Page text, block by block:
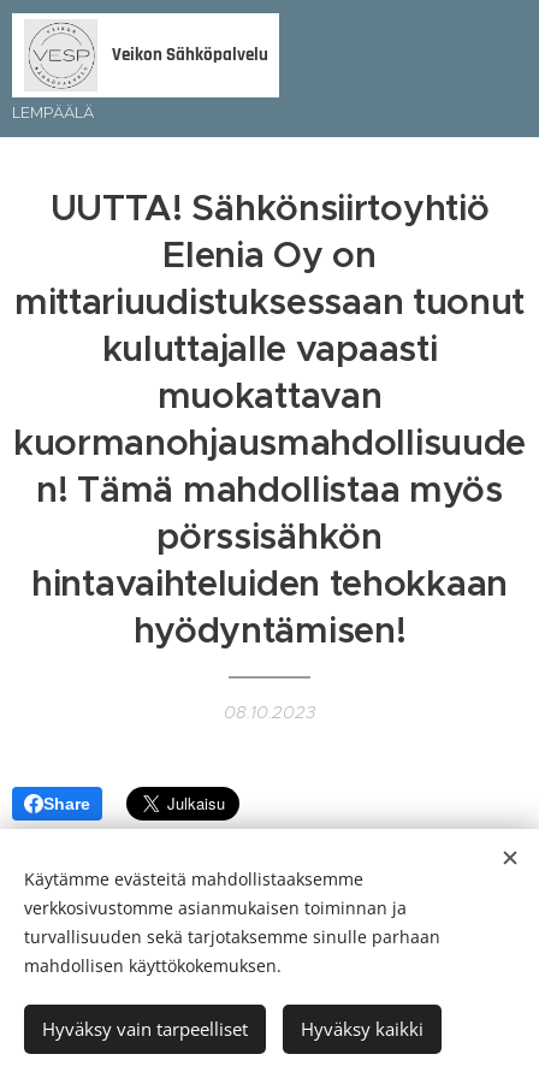
Veikon Sähköpalvelu
LEMPÄÄLÄ
UUTTA! Sähkönsiirtoyhtiö
Elenia Oy on
mittariuudistuksessaan tuonut
kuluttajalle vapaasti
muokattavan
kuormanohjausmahdollisuude
n! Tämä mahdollistaa myös
pörssisähkön
hintavaihteluiden tehokkaan
hyödyntämisen!
08.10.2023
Share
Puh
email:
Webnodella
Käytämme evästeitä mahdollistaaksemme
verkkosivustomme asianmukaisen toiminnan ja
turvallisuuden sekä tarjotaksemme sinulle parhaan
mahdollisen käyttökokemuksen.
Hyväksy vain tarpeelliset Hyväksy kaikki